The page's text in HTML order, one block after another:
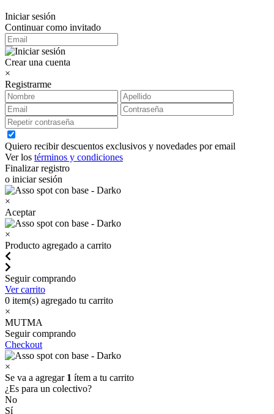
Iniciar sesión
Continuar como invitado
Crear una cuenta
×
Registrarme
Quiero recibir descuentos exclusivos y novedades por email
Ver los términos y condiciones
Finalizar registro
o iniciar sesión
×
Aceptar
×
Producto agregado a carrito
Seguir comprando
Ver carrito
0 item(s) agregado tu carrito
×
MUTMA
Seguir comprando
Checkout
×
Se va a agregar 1 ítem a tu carrito
¿Es para un colectivo?
No
Sí